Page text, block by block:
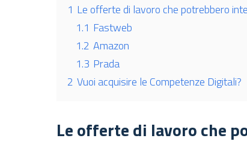
1 Le offerte di lavoro che potrebbero
1.1 Fastweb
1.2 Amazon
1.3 Prada
2 Vuoi acquisire le Competenze Digitali?
Le offerte di lavoro che